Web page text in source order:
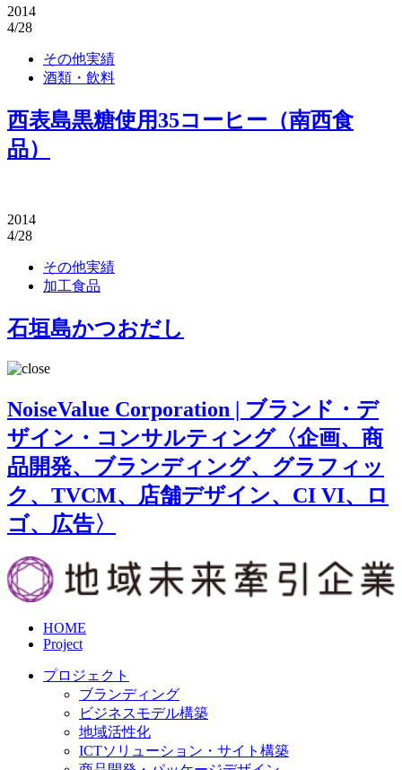
2014
4/28
その他実績
酒類・飲料
西表島黒糖使用35コーヒー（南西食
品）
2014
4/28
その他実績
加工食品
石垣島かつおだし
NoiseValue Corporation | ブランド・デ
ザイン・コンサルティング〈企画、商
品開発、ブランディング、グラフィッ
ク、TVCM、店舗デザイン、CI VI、ロ
ゴ、広告〉
HOME
Project
プロジェクト
ブランディング
ビジネスモデル構築
地域活性化
ICTソリューション・サイト構築